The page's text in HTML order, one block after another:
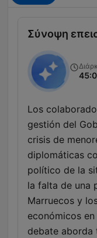
Σύνοψη
Los
gestión del
crisis de
diplomáticas
político de la
la falta de una
Marruecos y
económicos
debate aborda